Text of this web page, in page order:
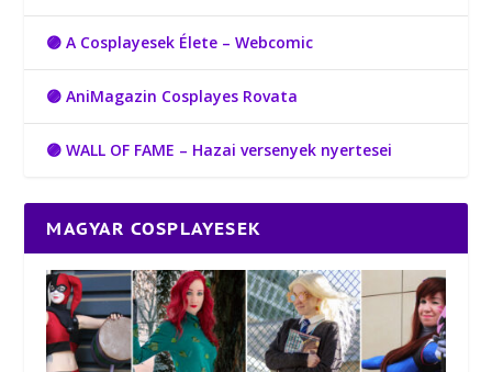
🟣 A Cosplayesek Élete – Webcomic
🟣 AniMagazin Cosplayes Rovata
🟣 WALL OF FAME – Hazai versenyek nyertesei
MAGYAR COSPLAYESEK